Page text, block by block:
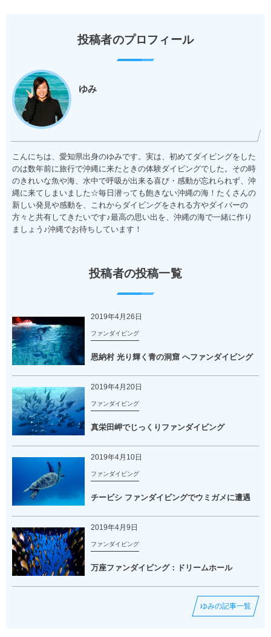
投稿者のプロフィール
ゆみ
こんにちは、愛知県出身のゆみです。実は、初めてダイビングをした
のは数年前に旅行で沖縄に来たときの体験ダイビングでした。その時
のきれいな魚や海、水中で呼吸が出来る喜び・感動が忘れられず、沖
縄に来てしまいました☆毎日潜っても飽きない沖縄の海！たくさんの
新しい発見や感動を、これからダイビングをされる方やダイバーの
方々と共有してきたいです♪最高の思い出を、沖縄の海で一緒に作り
ましょう♪沖縄でお待ちしています！
投稿者の投稿一覧
2019年4月26日
ファンダイビング
恩納村 光り輝く青の洞窟 へファンダイビング
2019年4月20日
ファンダイビング
真栄田岬でじっくりファンダイビング
2019年4月10日
ファンダイビング
チービシ ファンダイビングでウミガメに遭遇
2019年4月9日
ファンダイビング
万座ファンダイビング：ドリームホール
ゆみの記事一覧